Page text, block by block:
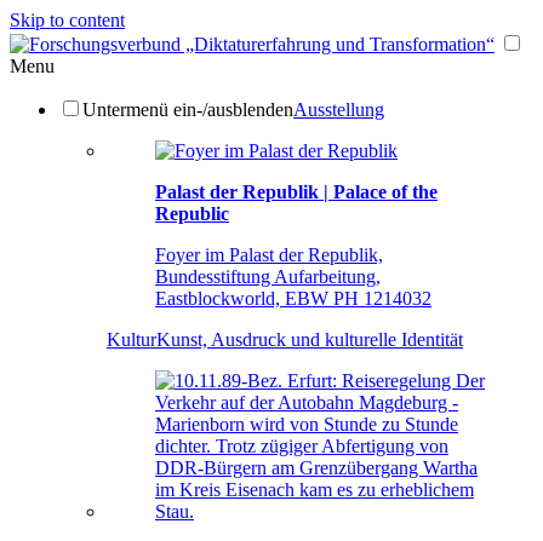
Skip to content
Menu
Untermenü ein-/ausblendenAusstellung
Palast der Republik | Palace of the
Republic
Foyer im Palast der Republik,
Bundesstiftung Aufarbeitung,
Eastblockworld, EBW PH 1214032
KulturKunst, Ausdruck und kulturelle Identität